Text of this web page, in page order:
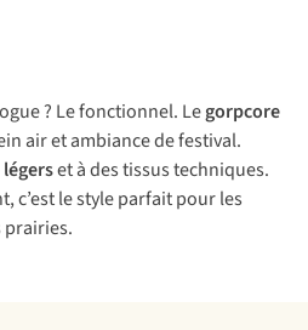
? Le fonctionnel. Legorpcore
air et ambiance de festival.
et à des tissus techniques.
c’est le style parfait pour les
prairies.